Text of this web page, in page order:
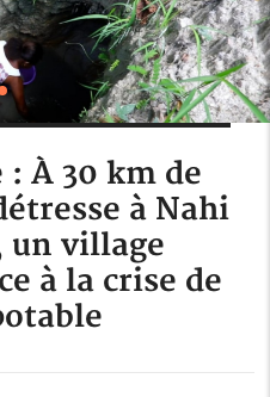
À 30 km de
à Nahi
un village
à la crise de